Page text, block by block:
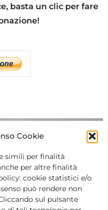
Cookie
simili per finalità
per altre finalità
cookie statistici e/o
può rendere non
sul pulsante
basta un clic per fare